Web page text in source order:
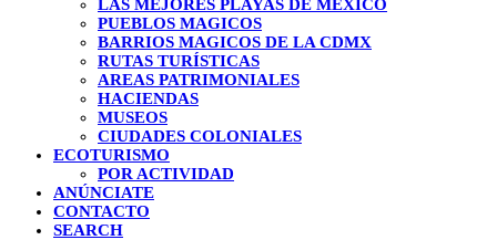
LAS MEJORES PLAYAS DE MEXICO
PUEBLOS MAGICOS
BARRIOS MAGICOS DE LA CDMX
RUTAS TURÍSTICAS
AREAS PATRIMONIALES
HACIENDAS
MUSEOS
CIUDADES COLONIALES
ECOTURISMO
POR ACTIVIDAD
ANÚNCIATE
CONTACTO
SEARCH